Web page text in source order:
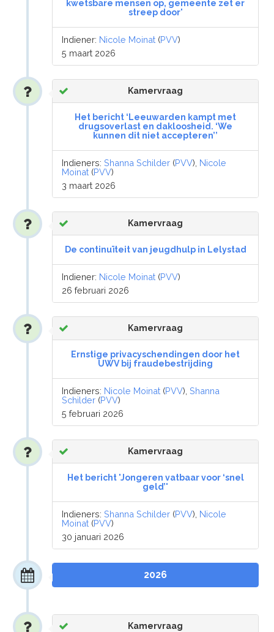
kwetsbare mensen op, gemeente zet er
streep door'
Indiener: Nicole Moinat (PVV)
5 maart 2026
Kamervraag
Het bericht ‘Leeuwarden kampt met
drugsoverlast en dakloosheid. ‘We
kunnen dit niet accepteren’’
Indieners:Shanna Schilder (PVV), Nicole
Moinat (PVV)
3 maart 2026
Kamervraag
De continuïteit van jeugdhulp in Lelystad
Indiener: Nicole Moinat (PVV)
26 februari 2026
Kamervraag
Ernstige privacyschendingen door het
UWV bij fraudebestrijding
Indieners: Nicole Moinat (PVV),Shanna
Schilder (PVV)
5 februari 2026
Kamervraag
Het bericht 'Jongeren vatbaar voor ‘snel
geld’'
Indieners:Shanna Schilder (PVV), Nicole
Moinat (PVV)
30 januari 2026
2026
Kamervraag